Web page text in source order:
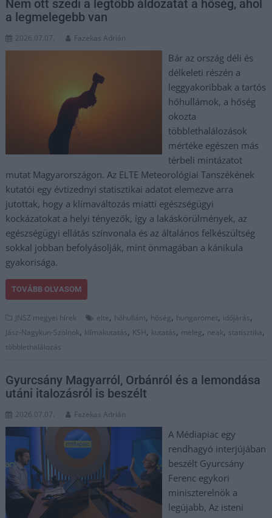
Nem ott szedi a legtöbb áldozatát a hőség, ahol
a legmelegebb van
2026.07.07. Fazekas Adrián
Bár az ország déli és
délkeleti részén a
leggyakoribbak a tartós
hőhullámok, a hőség
okozta
többlethalálozások
mértéke egészen más
térbeli mintázatot
mutat Magyarországon. Az ELTE Meteorológiai Tanszékének
kutatói egy évtizednyi statisztikai adatot elemezve arra
jutottak, hogy a klímaváltozás miatti egészségügyi
kockázatokat a helyi tényezők, így a lakáskörülmények, az
egészségügyi ellátás színvonala és az általános felkészültség
sokkal jobban befolyásolják, mint önmagában a kánikula
gyakorisága.
TOVÁBB OLVASOM
JNSZ megyei hírek elte, hőhullám, hőség, hungaromet, időjárás,
Jász-Nagykun-Szolnok, klímakutatás, KSH, kutatás, meleg, neak, statisztika,
többlethalálozás
Gyurcsány Magyarról, Orbánról és a lemondása
utáni italozásról is beszélt
2026.07.07. Fazekas Adrián
A Médiapiac egy
rendhagyó interjújában
beszélt Gyurcsány
Ferenc egykori
miniszterelnök a
legújabb, Az isteni